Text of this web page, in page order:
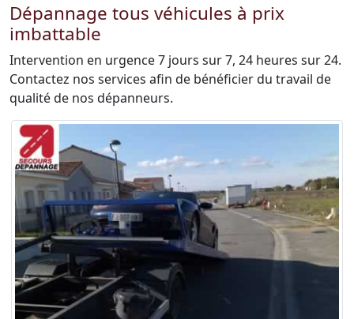
Dépannage tous véhicules à prix
imbattable
Intervention en urgence 7 jours sur 7, 24 heures sur 24.
Contactez nos services afin de bénéficier du travail de
qualité de nos dépanneurs.